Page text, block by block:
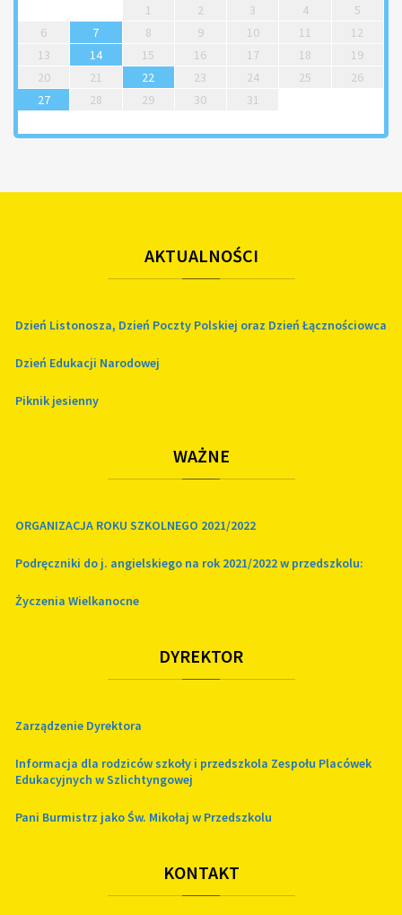
1 2 3 4
5
6
7 8 9 10 11
12
13
14 15 16 17 18
19
20
21 22 23 24 25
26
27
28 29 30 31
AKTUALNOŚCI
Dzień Listonosza, Dzień Poczty Polskiej oraz Dzień Łącznościowca
Dzień Edukacji Narodowej
Piknik jesienny
WAŻNE
ORGANIZACJA ROKU SZKOLNEGO 2021/2022
Podręczniki do j. angielskiego na rok 2021/2022 w przedszkolu:
Życzenia Wielkanocne
DYREKTOR
Zarządzenie Dyrektora
Informacja dla rodziców szkoły i przedszkola Zespołu Placówek
Edukacyjnych w Szlichtyngowej
Pani Burmistrz jako Św. Mikołaj w Przedszkolu
KONTAKT